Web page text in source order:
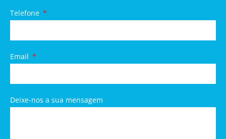
Telefone
Email
Deixe-nos a sua mensagem